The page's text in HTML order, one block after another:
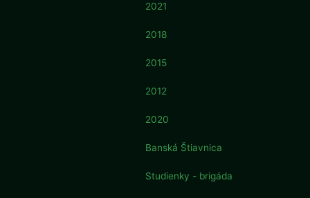
2021
2018
2015
2012
2020
Banská Štiavnica
Studienky - brigáda